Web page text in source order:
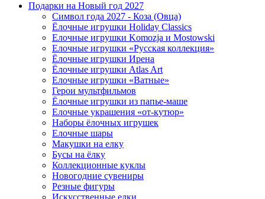
Подарки на Новый год 2027
Символ года 2027 - Коза (Овца)
Ёлочные игрушки Holiday Classics
Елочные игрушки Komozja и Mostowski
Елочные игрушки «Русская коллекция»
Ёлочные игрушки Ирена
Ёлочные игрушки Atlas Art
Елочные игрушки «Ватные»
Герои мультфильмов
Ёлочные игрушки из папье-маше
Елочные украшения «от-кутюр»
Наборы ёлочных игрушек
Елочные шары
Макушки на елку
Бусы на ёлку
Коллекционные куклы
Новогодние сувениры
Резные фигуры
Искусственные елки